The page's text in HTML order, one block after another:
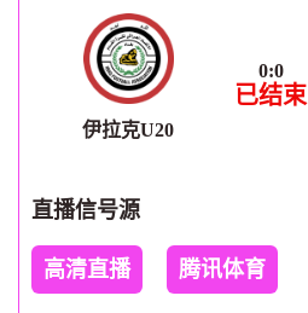
伊拉克U20
0:0
已结束
直播信号源
高清直播 腾讯体育